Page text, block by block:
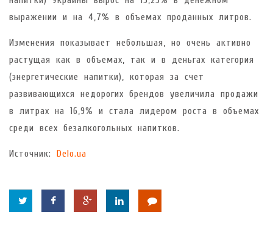
выражении и на 4,7% в объемах проданных литров.
Изменения показывает небольшая, но очень активно
растущая как в объемах, так и в деньгах категория
(энергетические напитки), которая за счет
развивающихся недорогих брендов увеличила продажи
в литрах на 16,9% и стала лидером роста в объемах
среди всех безалкогольных напитков.
Источник: Delo.ua